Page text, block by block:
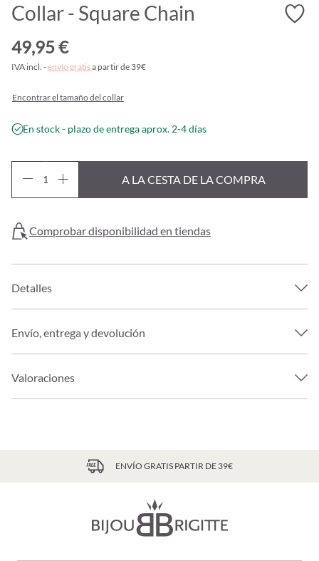
Collar - Square Chain
49,95 €
IVA incl. -envío gratisa partir de 39€
Encontrar el tamaño del collar
En stock - plazo de entrega aprox. 2-4 días
A LA CESTA DE LA COMPRA
Comprobar disponibilidad en tiendas
Detalles
Envío, entrega y devolución
Valoraciones
ENVÍO GRATIS PARTIR DE 39€